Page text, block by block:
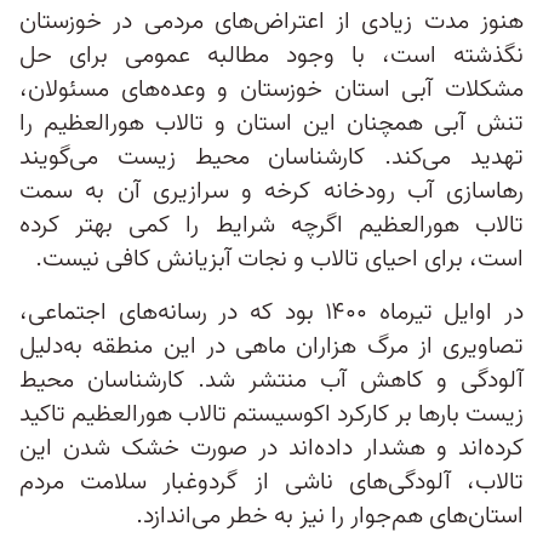
هنوز مدت زیادی از اعتراض‌های مردمی در خوزستان
نگذشته است، با وجود مطالبه عمومی برای حل
مشکلات آبی استان خوزستان و وعده‌های مسئولان،
تنش آبی همچنان این استان و تالاب هورالعظیم را
تهدید می‌کند. کارشناسان محیط‌ زیست می‌گویند
رهاسازی آب رودخانه کرخه و سرازیری آن به سمت
تالاب هورالعظیم اگرچه شرایط را کمی بهتر کرده
است، برای احیای تالاب و نجات آبزیانش کافی نیست.
در اوایل تیرماه ۱۴۰۰ بود که در رسانه‌های اجتماعی،
تصاویری از مرگ هزاران ماهی در این منطقه به‌دلیل
آلودگی و کاهش آب منتشر شد. کارشناسان محیط‌
زیست بارها بر کارکرد اکوسیستم تالاب هورالعظیم تاکید
کرده‌اند و هشدار داده‌اند در صورت خشک شدن این
تالاب، آلودگی‌های ناشی از گرد‌و‌غبار سلامت مردم
استان‌های هم‌جوار را نیز به خطر می‌اندازد.